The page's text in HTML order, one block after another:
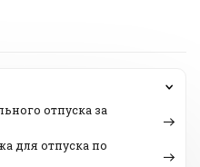
отпуска за
для отпуска по